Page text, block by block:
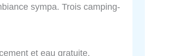
sympa. Trois camping-
et eau gratuite,